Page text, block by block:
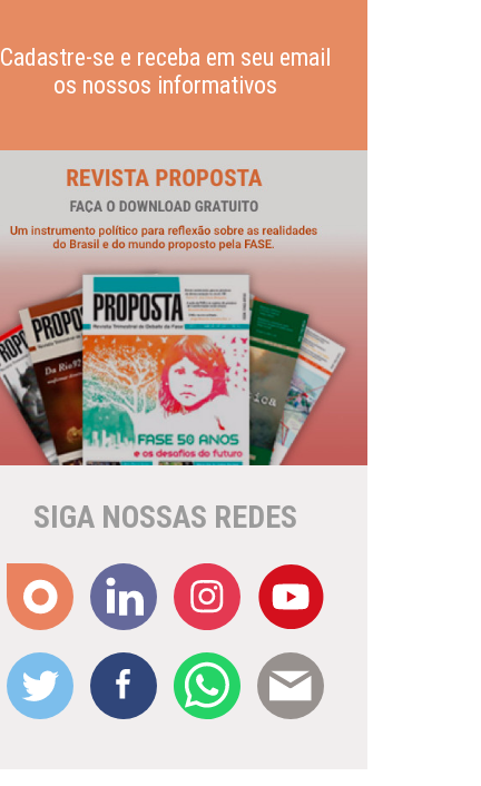
Cadastre-se e receba em seu email
os nossos informativos
SIGA NOSSAS REDES